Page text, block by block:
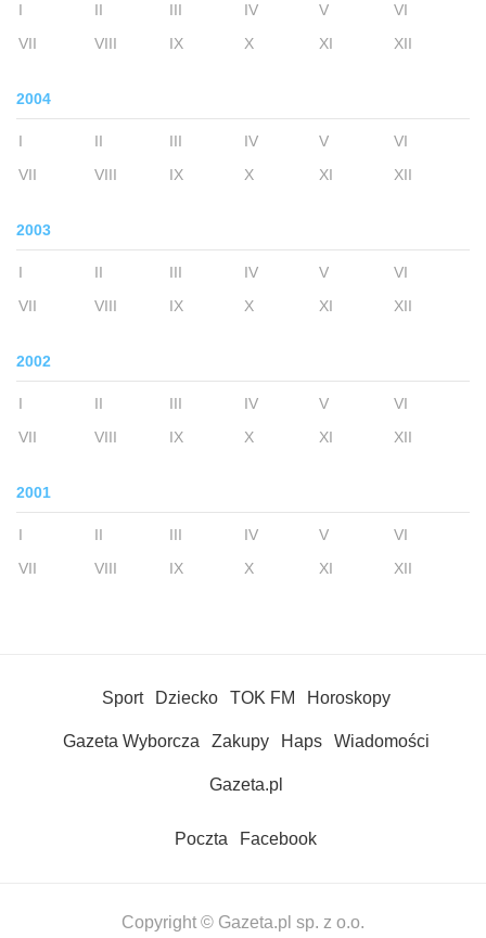
I II III IV V
VI
VII
VIII IX X XI XII
2004
I II III IV V
VI
VII
VIII IX X XI XII
2003
I II III IV V
VI
VII
VIII IX X XI XII
2002
I II III IV V
VI
VII
VIII IX X XI XII
2001
I II III IV V
VI
VII
VIII IX X XI XII
Sport Dziecko TOK FM Horoskopy
Gazeta Wyborcza Zakupy Haps Wiadomości
Gazeta.pl
Poczta Facebook
Copyright © Gazeta.pl sp. z o.o.